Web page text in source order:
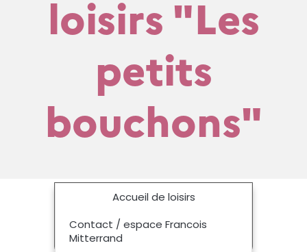
loisirs "Les
petits
bouchons"
Accueil de loisirs
Contact / espace Francois
Mitterrand